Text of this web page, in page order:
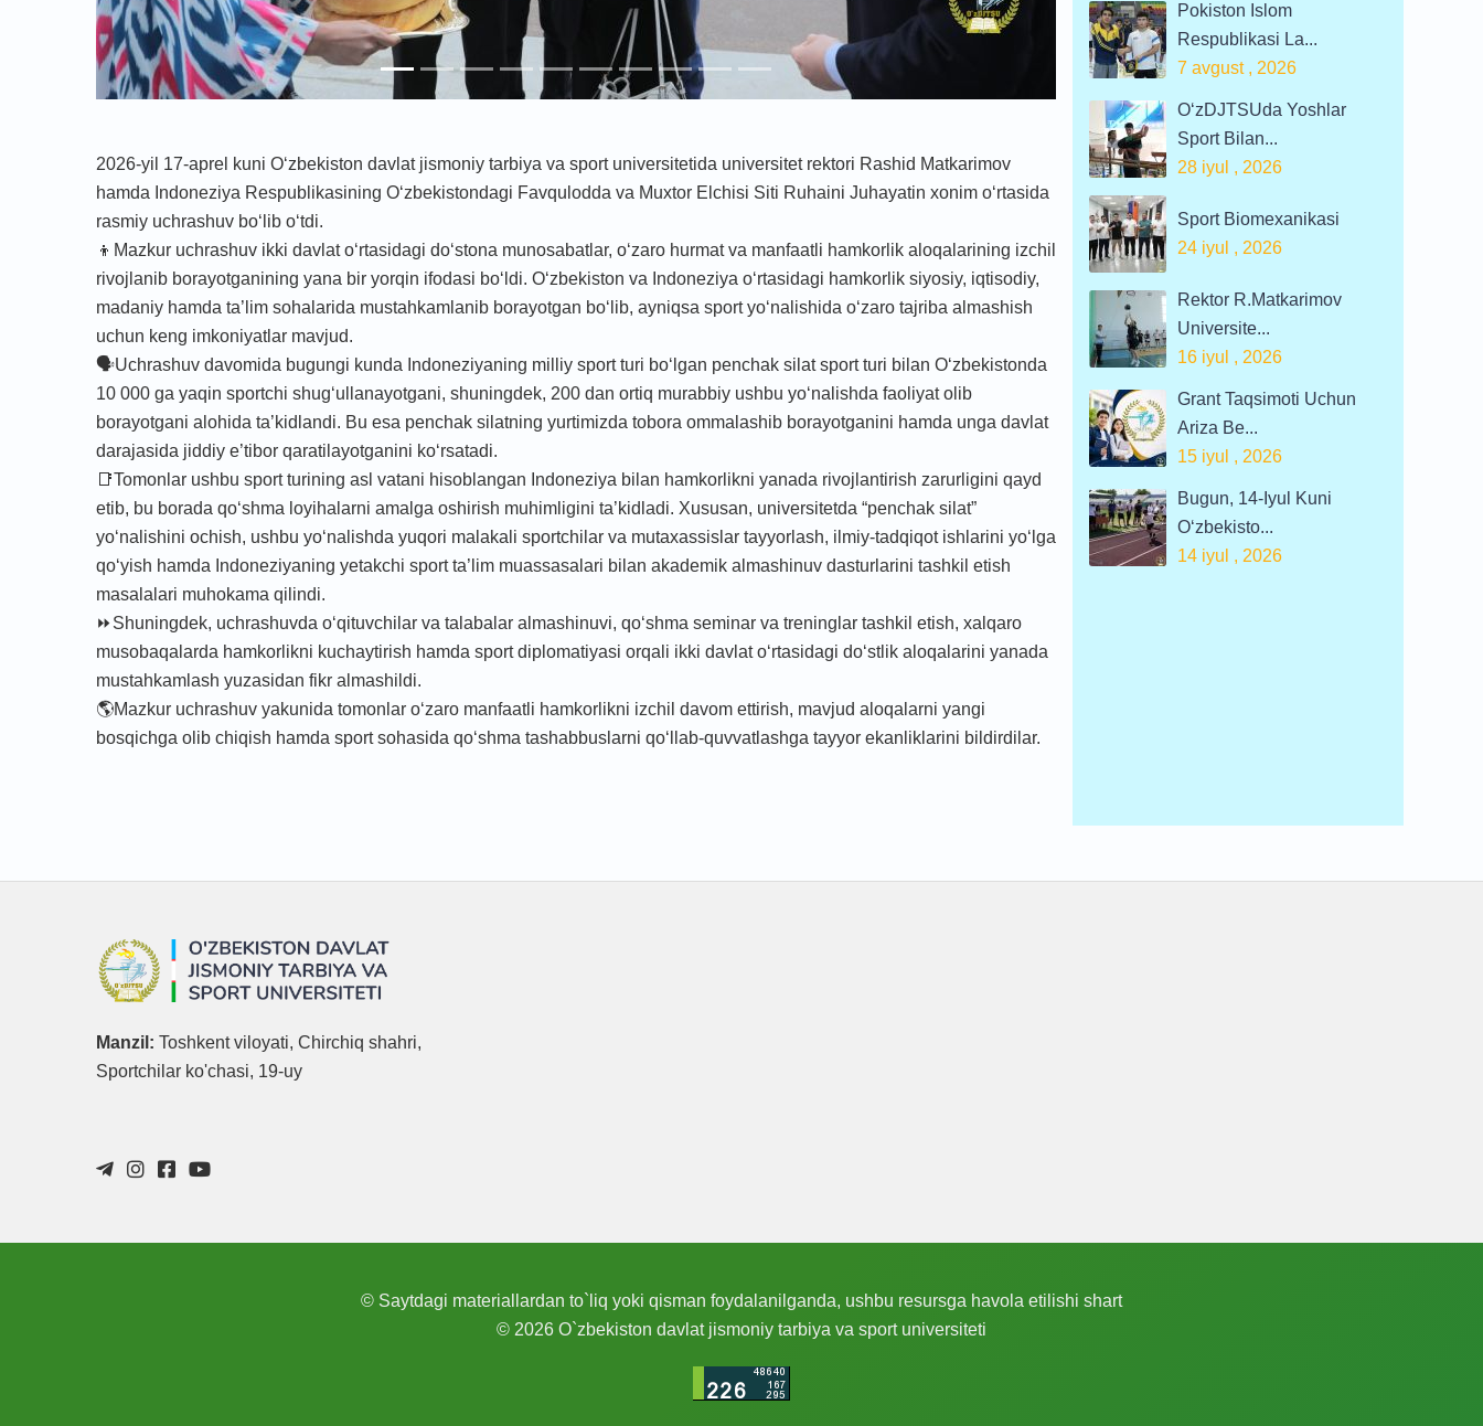
2026-yil 17-aprel kuni O‘zbekiston davlat jismoniy tarbiya va sport universitetida universitet rektori Rashid Matkarimov
hamda Indoneziya Respublikasining O‘zbekistondagi Favqulodda va Muxtor Elchisi Siti Ruhaini Juhayatin xonim o‘rtasida
rasmiy uchrashuv bo‘lib o‘tdi.
👦Mazkur uchrashuv ikki davlat o‘rtasidagi do‘stona munosabatlar, o‘zaro hurmat va manfaatli hamkorlik aloqalarining izchil
rivojlanib borayotganining yana bir yorqin ifodasi bo‘ldi. O‘zbekiston va Indoneziya o‘rtasidagi hamkorlik siyosiy, iqtisodiy,
madaniy hamda ta’lim sohalarida mustahkamlanib borayotgan bo‘lib, ayniqsa sport yo‘nalishida o‘zaro tajriba almashish
uchun keng imkoniyatlar mavjud.
🗣️Uchrashuv davomida bugungi kunda Indoneziyaning milliy sport turi bo‘lgan penchak silat sport turi bilan O‘zbekistonda
10 000 ga yaqin sportchi shug‘ullanayotgani, shuningdek, 200 dan ortiq murabbiy ushbu yo‘nalishda faoliyat olib
borayotgani alohida ta’kidlandi. Bu esa penchak silatning yurtimizda tobora ommalashib borayotganini hamda unga davlat
darajasida jiddiy e’tibor qaratilayotganini ko‘rsatadi.
📑Tomonlar ushbu sport turining asl vatani hisoblangan Indoneziya bilan hamkorlikni yanada rivojlantirish zarurligini qayd
etib, bu borada qo‘shma loyihalarni amalga oshirish muhimligini ta’kidladi. Xususan, universitetda “penchak silat”
yo‘nalishini ochish, ushbu yo‘nalishda yuqori malakali sportchilar va mutaxassislar tayyorlash, ilmiy-tadqiqot ishlarini yo‘lga
qo‘yish hamda Indoneziyaning yetakchi sport ta’lim muassasalari bilan akademik almashinuv dasturlarini tashkil etish
masalalari muhokama qilindi.
⏩Shuningdek, uchrashuvda o‘qituvchilar va talabalar almashinuvi, qo‘shma seminar va treninglar tashkil etish, xalqaro
musobaqalarda hamkorlikni kuchaytirish hamda sport diplomatiyasi orqali ikki davlat o‘rtasidagi do‘stlik aloqalarini yanada
mustahkamlash yuzasidan fikr almashildi.
🌎Mazkur uchrashuv yakunida tomonlar o‘zaro manfaatli hamkorlikni izchil davom ettirish, mavjud aloqalarni yangi
bosqichga olib chiqish hamda sport sohasida qo‘shma tashabbuslarni qo‘llab-quvvatlashga tayyor ekanliklarini bildirdilar.
Pokiston Islom
Respublikasi La...
7 avgust , 2026
O‘zDJTSUda Yoshlar
Sport Bilan...
28 iyul , 2026
Sport Biomexanikasi
24 iyul , 2026
Rektor R.Matkarimov
Universite...
16 iyul , 2026
Grant Taqsimoti Uchun
Ariza Be...
15 iyul , 2026
Bugun, 14-Iyul Kuni
O‘zbekisto...
14 iyul , 2026
Manzil: Toshkent viloyati, Chirchiq shahri,
Sportchilar ko'chasi, 19-uy
© Saytdagi materiallardan to`liq yoki qisman foydalanilganda, ushbu resursga havola etilishi shart
© 2026 O`zbekiston davlat jismoniy tarbiya va sport universiteti